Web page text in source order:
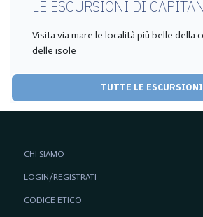
LE ESCURSIONI DI
Visita via mare le località più belle della
delle isole
TUTTE LE ESCURSIONI
CHI SIAMO
LOGIN/REGISTRATI
CODICE ETICO